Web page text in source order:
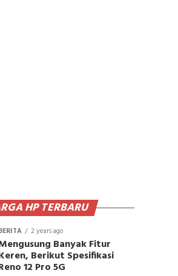
HP TERBARU
2 years ago
Banyak Fitur
Berikut Spesifikasi
12 Pro 5G